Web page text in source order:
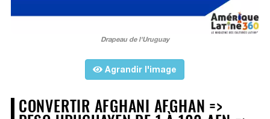
Drapeau de l'Uruguay
Agrandir l'image
CONVERTIR AFGHANI AFGHAN =>